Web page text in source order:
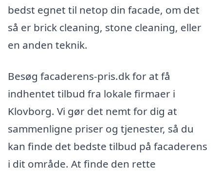
bedst egnet til netop din facade, om det
så er brick cleaning, stone cleaning, eller
en anden teknik.
Besøg facaderens-pris.dk for at få
indhentet tilbud fra lokale firmaer i
Klovborg. Vi gør det nemt for dig at
sammenligne priser og tjenester, så du
kan finde det bedste tilbud på facaderens
i dit område. At finde den rette